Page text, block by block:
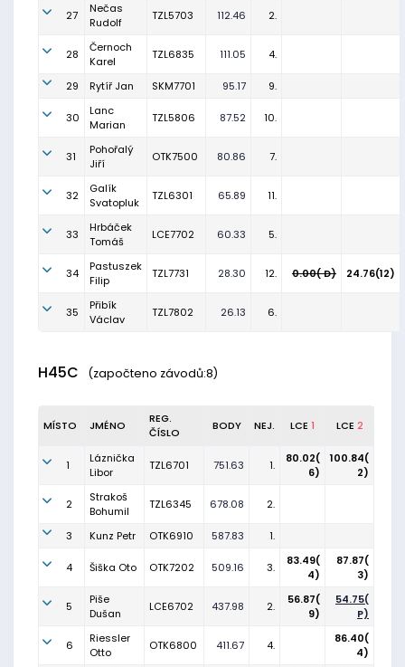
27
Nečas
Rudolf
TZL5703 112.46 2.
28
Černoch
Karel
TZL6835 111.05 4.
29 Rytíř Jan SKM7701 95.17 9.
30
Lanc
Marian
TZL5806 87.52 10.
31
Pohořalý
Jiří
OTK7500 80.86 7.
32
Galík
Svatopluk
TZL6301 65.89 11.
33
Hrbáček
Tomáš
LCE7702 60.33 5.
34
Pastuszek
Filip
TZL7731 28.30 12. 0.00( D) 24.76(12)
35
Přibík
Václav
TZL7802 26.13 6.
H45C (započteno závodů:8)
MÍSTO JMÉNO
REG.
ČÍSLO
BODY NEJ. LCE 1 LCE 2
1
Láznička
Libor
TZL6701 751.63 1.
80.02(
6)
100.84(
2)
2
Strakoš
Bohumil
TZL6345 678.08 2.
3 Kunz Petr OTK6910 587.83 1.
4 Šiška Oto OTK7202 509.16 3.
83.49(
4)
87.87(
3)
5
Piše
Dušan
LCE6702 437.98 2.
56.87(
9)
54.75(
P)
6
Riessler
Otto
OTK6800 411.67 4.
86.40(
4)